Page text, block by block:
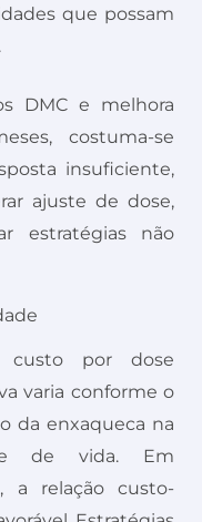
que possam
DMC e melhora
costuma-se
insuficiente,
ajuste de dose,
estratégias não
custo por dose
varia conforme o
da enxaqueca na
de vida. Em
a relação custo-